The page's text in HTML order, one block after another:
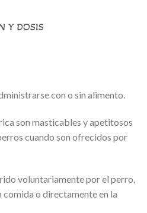
Y DOSIS
con o sin alimento.
son masticables y apetitosos
cuando son ofrecidos por
voluntariamente por el perro,
o directamente en la